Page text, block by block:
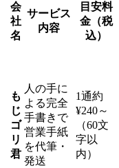
会
社
名
サービス
内容
目安料
金（税
込）
も
じ
ゴ
リ
君
人の手に
よる完全
手書きで
営業手紙
を代筆・
発送
1通約
¥240～
（60文
字以
内）